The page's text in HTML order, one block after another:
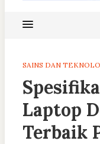
SAINS DAN
Laptop
Terbaik